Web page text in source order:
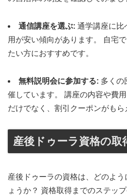
通信講座を選ぶ: 通学講座に比
用が安い傾向があります。 自宅
たい方におすすめです。
無料説明会に参加する: 多くの
催しています。 講座の内容や費
だけでなく、割引クーポンがもら
産後ドゥーラ資格の取
産後ドゥーラの資格は、どのよ
ょうか？ 資格取得までのステッ